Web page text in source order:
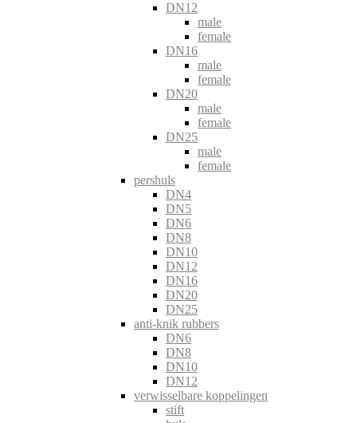
DN12
male
female
DN16
male
female
DN20
male
female
DN25
male
female
pershuls
DN4
DN5
DN6
DN8
DN10
DN12
DN16
DN20
DN25
anti-knik rubbers
DN6
DN8
DN10
DN12
verwisselbare koppelingen
stift